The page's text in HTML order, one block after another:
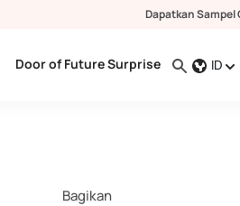
Dapatkan Sampel
ID
Door of Future Surprise
Bagikan